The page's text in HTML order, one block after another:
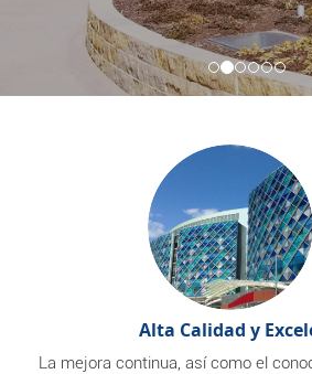
Alta Calidad y
La mejora continua, así como el